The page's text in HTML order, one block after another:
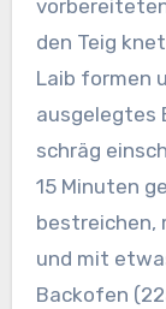
den Teig
Laib formen
ausgelegtes
schräg
15 Minuten
bestreichen,
und mit
Backofen